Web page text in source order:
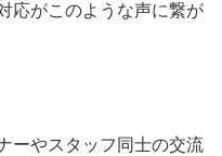
応がこのような声に繋が
ーやスタッフ同士の交流